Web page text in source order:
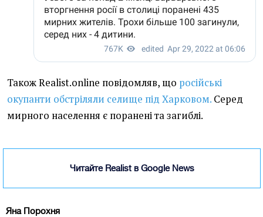
Також Realist.online повідомляв, що російські
окупанти обстріляли селище під Харковом. Серед
мирного населення є поранені та загиблі.
Читайте Realist в Google News
Яна Порохня